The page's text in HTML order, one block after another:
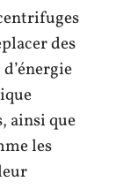
des
ainsi que
les